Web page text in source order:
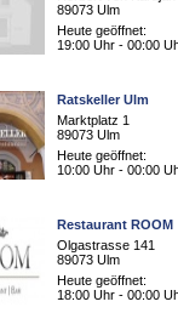
89073 Ulm
Heute geöffnet:
19:00 Uhr - 00:00
Ratskeller Ulm
Marktplatz 1
89073 Ulm
Heute geöffnet:
10:00 Uhr - 00:00
Restaurant ROOM
Olgastrasse 141
89073 Ulm
Heute geöffnet:
18:00 Uhr - 00:00